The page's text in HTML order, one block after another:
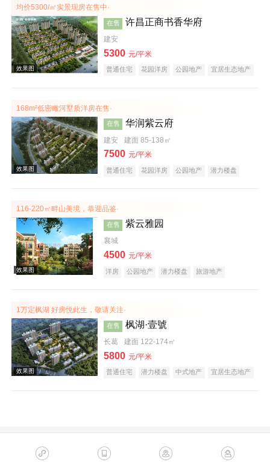
效果图
效果图
均价5300/㎡实景现房在售中·
在售 许昌正商书香华府
建安
5300 元/平米
普通住宅 花园洋房 公园地产
宜居生态地产
168m²低密瞰河墅质洋房在售·
在售 华润紫云府
建安 建面 85-138㎡
7500 元/平米
普通住宅 花园洋房 公园地产
潜力楼盘
116-220㎡畔山美境，恭迎品鉴·
在售 紫云雅园
襄城
4500 元/平米
洋房 公园地产 潜力楼盘
旅游地产
1万定枫湖 好房悦此生，敬请关注·
在售 枫湖·壹號
长葛 建面 122-174㎡
5800 元/平米
普通住宅 潜力楼盘 中式地产 宜居生态地产